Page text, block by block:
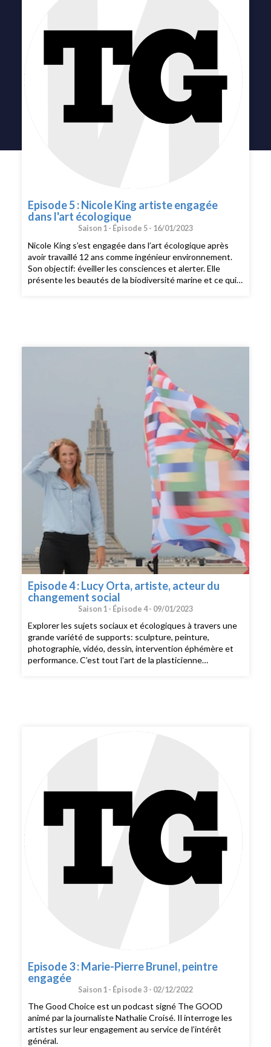
Episode 5 : Nicole King artiste engagée
dans l'art écologique
Saison 1 - Épisode 5 - 16/01/2023
Nicole King s’est engagée dans l’art écologique après
avoir travaillé 12 ans comme ingénieur environnement.
Son objectif: éveiller les consciences et alerter. Elle
présente les beautés de la biodiversité marine et ce qui
l’Écume aux abysses, écologie des profondeurs». Nous la
découvrons sur les lieux même de l’exposition.
Episode 4 : Lucy Orta, artiste, acteur du
changement social
Saison 1 - Épisode 4 - 09/01/2023
Explorer les sujets sociaux et écologiques à travers une
grande variété de supports: sculpture, peinture,
photographie, vidéo, dessin, intervention éphémère et
performance. C’est tout l’art de la plasticienne
Episode 3 : Marie-Pierre Brunel, peintre
engagée
Saison 1 - Épisode 3 - 02/12/2022
The Good Choice est un podcast signé The GOOD
animé par la journaliste Nathalie Croisé. Il interroge les
artistes sur leur engagement au service de l’intérêt
général.